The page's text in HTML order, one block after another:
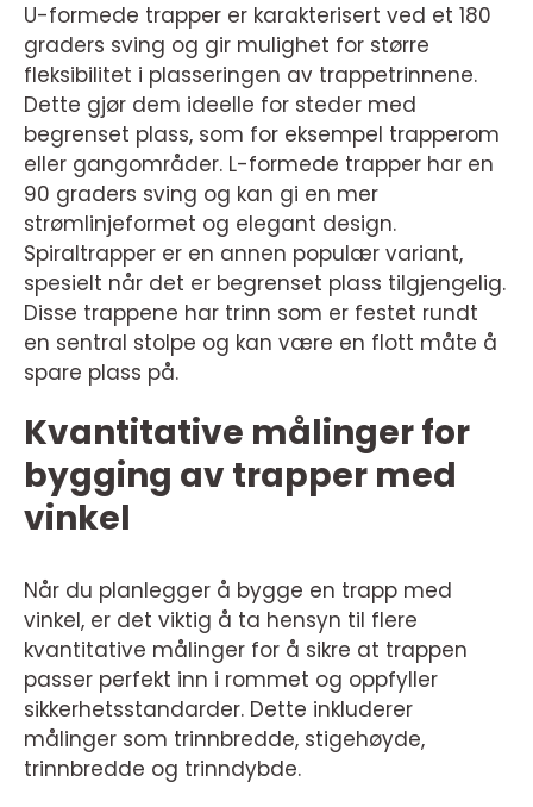
U-formede trapper er karakterisert ved et 180
graders sving og gir mulighet for større
fleksibilitet i plasseringen av trappetrinnene.
Dette gjør dem ideelle for steder med
begrenset plass, som for eksempel trapperom
eller gangområder. L-formede trapper har en
90 graders sving og kan gi en mer
strømlinjeformet og elegant design.
Spiraltrapper er en annen populær variant,
spesielt når det er begrenset plass tilgjengelig.
Disse trappene har trinn som er festet rundt
en sentral stolpe og kan være en flott måte å
spare plass på.
Kvantitative målinger for
bygging av trapper med
vinkel
Når du planlegger å bygge en trapp med
vinkel, er det viktig å ta hensyn til flere
kvantitative målinger for å sikre at trappen
passer perfekt inn i rommet og oppfyller
sikkerhetsstandarder. Dette inkluderer
målinger som trinnbredde, stigehøyde,
trinnbredde og trinndybde.